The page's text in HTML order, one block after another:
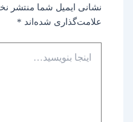
نشانی ایمیل شما منتشر
علامت‌گذاری شده‌اند *
بنویسید…